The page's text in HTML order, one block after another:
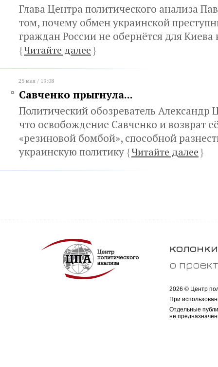
Глава Центра политического анализа
том, почему обмен украинской
граждан России не обернётся для
{Читайте далее}
25 мая / 19:08
Савченко прыгнула...
Политический обозреватель Александр
что освобождение Савченко и возврат
«резиновой бомбой», способной
украинскую политику {Читайте далее}
колонки
о
2026 © Центр
При
Отдельные
не